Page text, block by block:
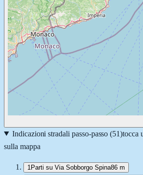
Indicazioni stradali passo-passo (51)tocca
sulla mappa
1 Parti su Via Sobborgo Spina86 m